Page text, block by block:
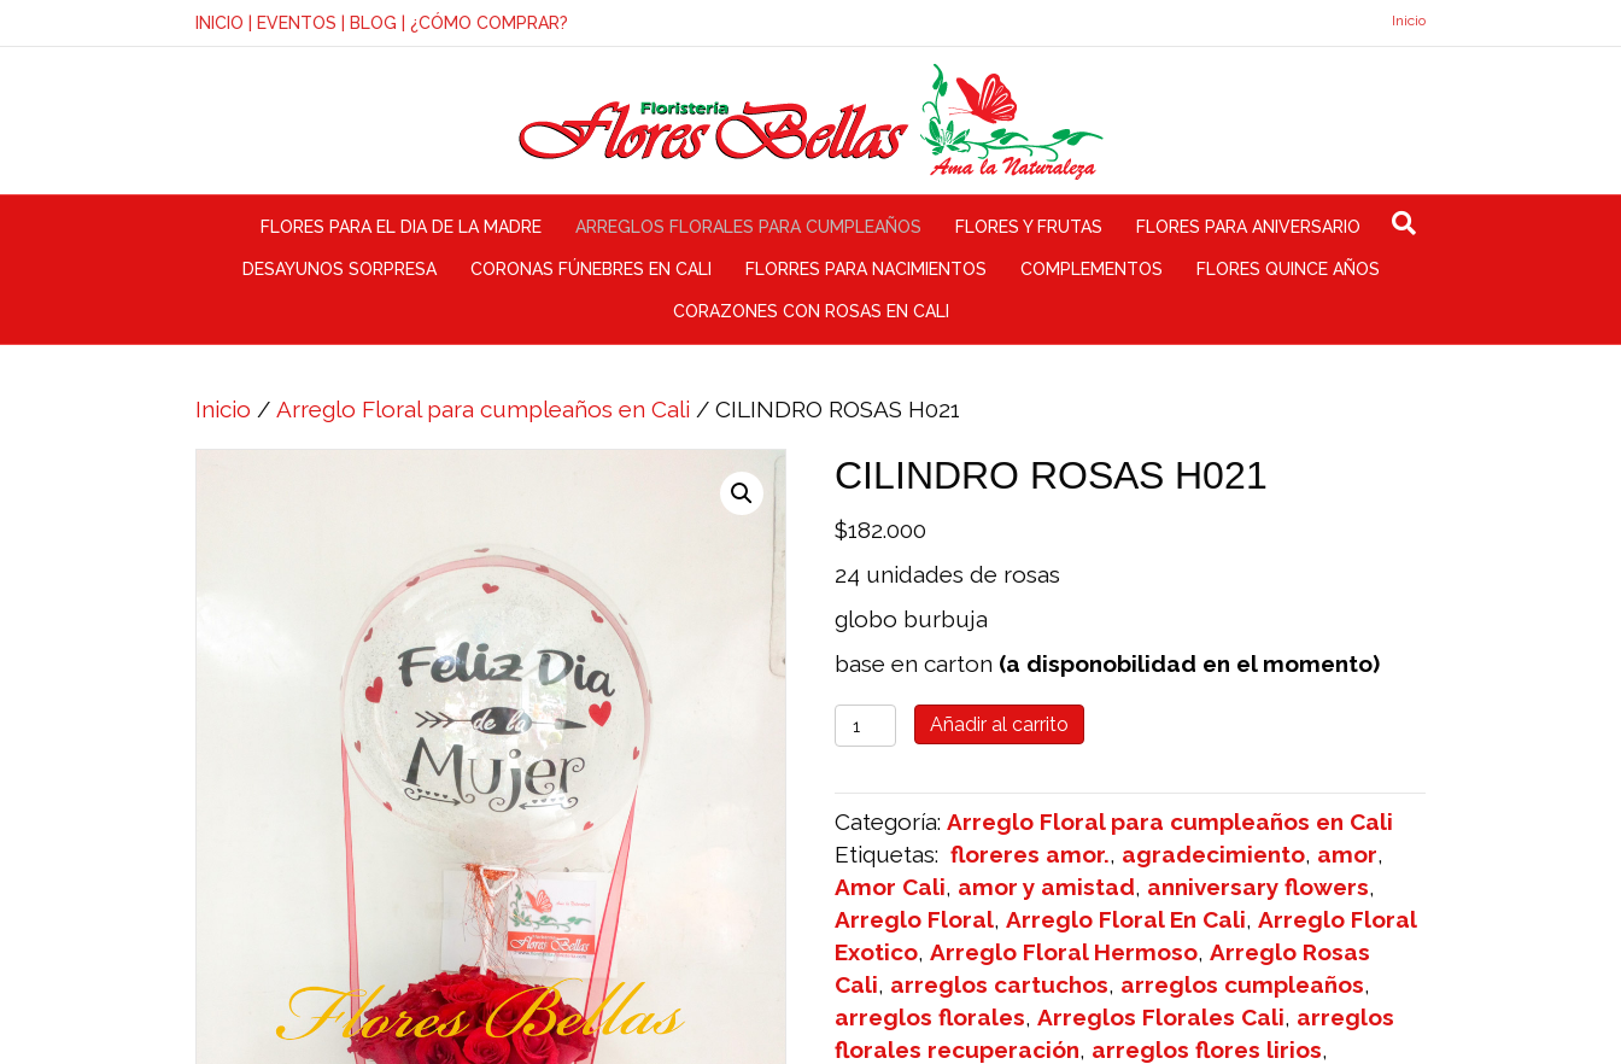
INICIO EVENTOS BLOG ¿CÓMO COMPRAR? Inicio
FLORES PARA EL DIA DE LA MADRE ARREGLOS FLORALES PARA CUMPLEAÑOS FLORES Y FRUTAS FLORES PARA ANIVERSARIO
DESAYUNOS SORPRESA CORONAS FÚNEBRES EN CALI FLORRES PARA NACIMIENTOS COMPLEMENTOS FLORES QUINCE AÑOS
CORAZONES CON ROSAS EN CALI
Inicio / Arreglo Floral para cumpleaños en Cali / CILINDRO ROSAS H021
CILINDRO ROSAS H021
$182.000
24 unidades de rosas
globo burbuja
base en carton (a disponobilidad en el momento)
CILINDRO
ROSAS
cantidad
Añadir al carrito
Categoría:Arreglo Floral para cumpleaños en Cali
Etiquetas: floreres amor., agradecimiento, amor,
Amor Cali, amor y amistad, anniversary flowers,
Arreglo Floral,Arreglo Floral En Cali,Arreglo Floral
Exotico,Arreglo Floral Hermoso,Arreglo Rosas
Cali, arreglos cartuchos, arreglos cumpleaños,
arreglos florales,Arreglos Florales Cali, arreglos
florales recuperación, arreglos flores lirios,